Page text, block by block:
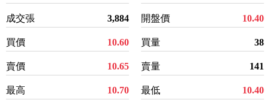
成交張 3,884
買價 10.60
賣價 10.65
最高 10.70
開盤價 10.40
買量 38
賣量 141
最低 10.40